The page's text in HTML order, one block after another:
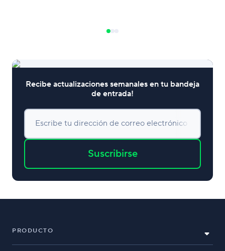
Recibe actualizaciones semanales en tu bandeja
de entrada!
Escribe tu dirección de correo electrónico
Suscribirse
PRODUCTO